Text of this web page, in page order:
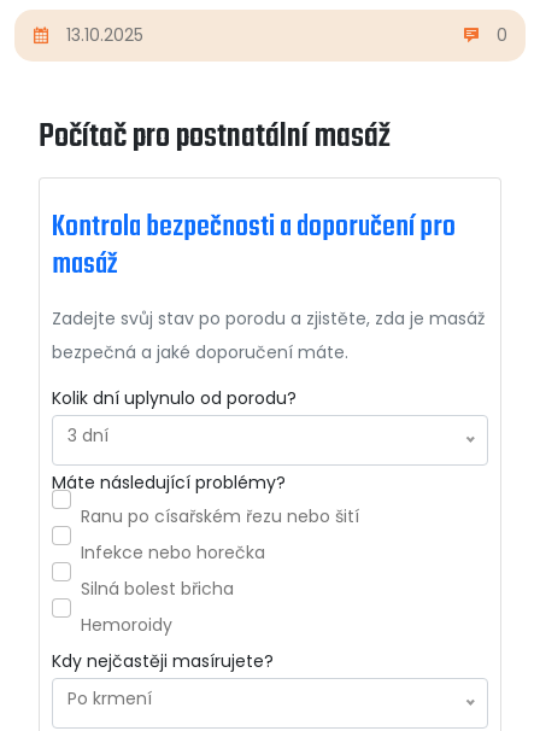
13.10.2025 0
Počítač pro postnatální masáž
Kontrola bezpečnosti a doporučení pro
masáž
Zadejte svůj stav po porodu a zjistěte, zda je masáž
bezpečná a jaké doporučení máte.
Kolik dní uplynulo od porodu?
3 dní
Máte následující problémy?
Ranu po císařském řezu nebo šití
Infekce nebo horečka
Silná bolest břicha
Hemoroidy
Kdy nejčastěji masírujete?
Po krmení